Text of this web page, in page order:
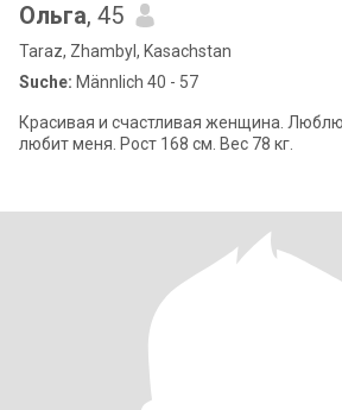
Ольга, 45
Taraz, Zhambyl, Kasachstan
Suche: Männlich 40 - 57
Красивая и счастливая женщина. Люблю только тех, кто
любит меня. Рост 168 см. Вес 78 кг.